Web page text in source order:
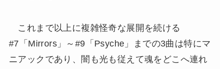
これまで以上に複雑怪奇な展開を続ける
#7「Mirrors」～#9「Psyche」までの3曲は特にマ
ニアックであり、闇も光も従えて魂をどこへ連れ